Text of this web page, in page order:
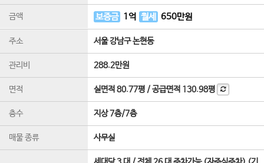
금액 보증금 1 억 월세 650만원
주소 서울 강남구 논현동
관리비 288.2만원
면적 실면적80.77평 /공급면적 130.98평
층수 지상 7층/7층
매물 종류 사무실